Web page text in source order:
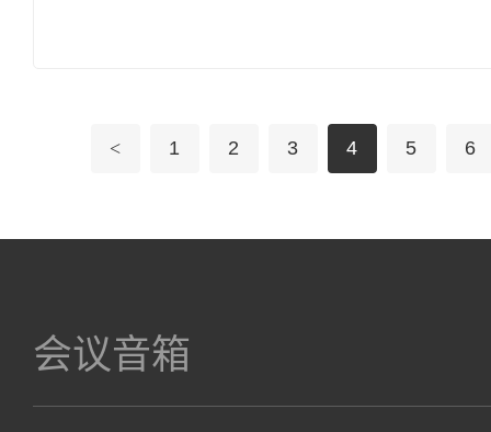
< 1 2 3 4 5 6
会议音箱